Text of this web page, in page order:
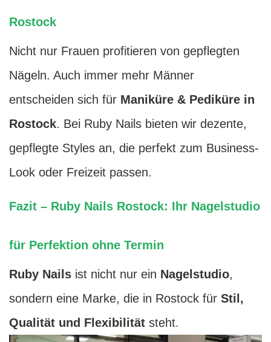
Rostock
Nicht nur Frauen profitieren von gepflegten
Nägeln. Auch immer mehr Männer
entscheiden sich für Maniküre & Pediküre in
Rostock. Bei Ruby Nails bieten wir dezente,
gepflegte Styles an, die perfekt zum Business-
Look oder Freizeit passen.
Fazit – Ruby Nails Rostock: Ihr Nagelstudio
für Perfektion ohne Termin
Ruby Nails ist nicht nur ein Nagelstudio,
sondern eine Marke, die in Rostock für Stil,
Qualität und Flexibilität steht.